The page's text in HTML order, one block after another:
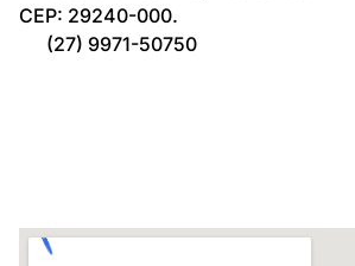
CEP: 29240-000.
(27) 9971-50750